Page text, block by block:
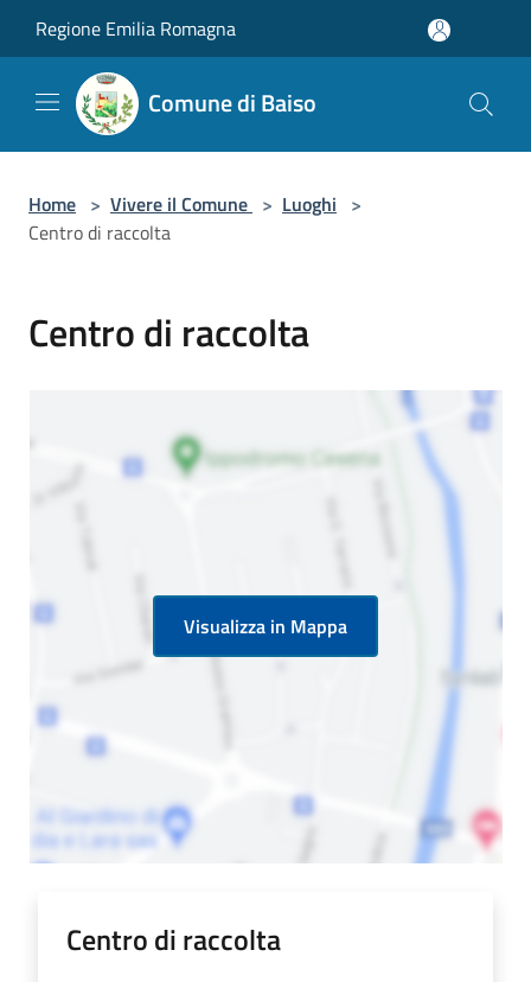
Regione Emilia Romagna
Comune di Baiso
Home > Vivere il Comune > Luoghi >
Centro di raccolta
Centro di raccolta
Visualizza in Mappa
Centro di raccolta